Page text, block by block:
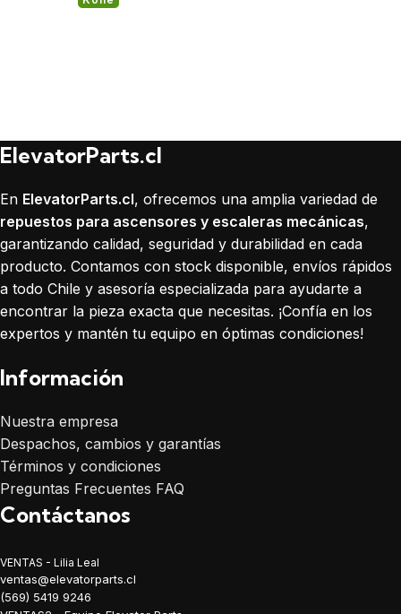
ElevatorParts.cl
En ElevatorParts.cl, ofrecemos una amplia variedad de
repuestos para ascensores y escaleras mecánicas,
garantizando calidad, seguridad y durabilidad en cada
producto. Contamos con stock disponible, envíos rápidos
a todo Chile y asesoría especializada para ayudarte a
encontrar la pieza exacta que necesitas. ¡Confía en los
expertos y mantén tu equipo en óptimas condiciones!
Información
Nuestra empresa
Despachos, cambios y garantías
Términos y condiciones
Preguntas Frecuentes FAQ
Contáctanos
VENTAS - Lilia Leal
ventas@elevatorparts.cl
(569) 5419 9246